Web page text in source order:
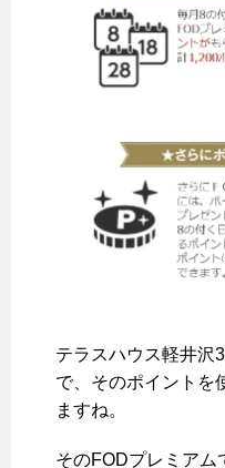
テラスハウス軽井沢
で、そのポイントを
ますね。
そのFODプレミアム